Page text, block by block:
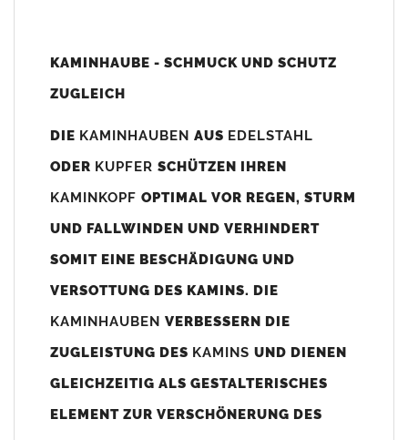
Unsere Maßangaben beziehen sich immer auf das
800mm x 740-800mm angefertigt (siehe Bild/Zeichnung unten).
angefertigt werden (bitte anfragen).
(siehe Bild/Zeichnung unten) angefertigt. Sollten die Bohrungen
nicht passen dann bitte "ohne"Bohrungen (Auswahlfeld)
bis 500mm Kaminbreite: Abstand vom Kaminrand ca.
80mm
KAMINHAUBE - SCHMUCK UND SCHUTZ
ZUGLEICH
DIE KAMINHAUBEN AUS EDELSTAHL
ODER KUPFER SCHÜTZEN IHREN
KAMINKOPF OPTIMAL VOR REGEN, STURM
UND FALLWINDEN UND VERHINDERT
SOMIT EINE BESCHÄDIGUNG UND
VERSOTTUNG DES KAMINS. DIE
KAMINHAUBEN VERBESSERN DIE
ZUGLEISTUNG DES KAMINS UND DIENEN
GLEICHZEITIG ALS GESTALTERISCHES
ELEMENT ZUR VERSCHÖNERUNG DES